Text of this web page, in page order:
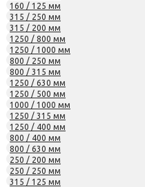
160 / 125 мм
315 / 250 мм
315 / 200 мм
1250 / 800 мм
1250 / 1000 мм
800 / 250 мм
800 / 315 мм
1250 / 630 мм
1250 / 500 мм
1000 / 1000 мм
1250 / 315 мм
1250 / 400 мм
800 / 400 мм
800 / 630 мм
250 / 200 мм
250 / 250 мм
315 / 125 мм